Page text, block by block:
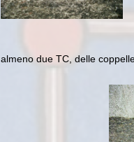
almeno due TC, delle